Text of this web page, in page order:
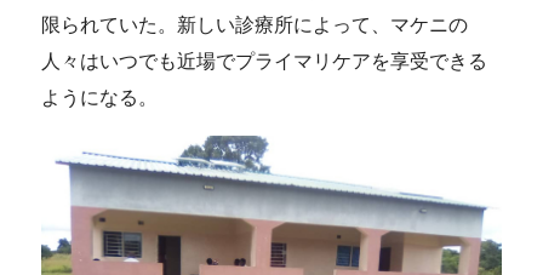
限られていた。新しい診療所によって、マケニの
人々はいつでも近場でプライマリケアを享受できる
ようになる。